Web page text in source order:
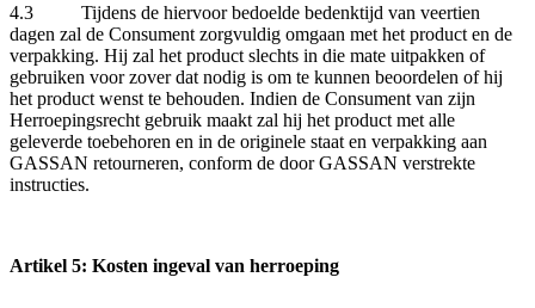
4.3 Tijdens de hiervoor bedoelde bedenktijd van veertien
dagen zal de Consument zorgvuldig omgaan met het product en de
verpakking. Hij zal het product slechts in die mate uitpakken of
gebruiken voor zover dat nodig is om te kunnen beoordelen of hij
het product wenst te behouden. Indien de Consument van zijn
Herroepingsrecht gebruik maakt zal hij het product met alle
geleverde toebehoren en in de originele staat en verpakking aan
GASSAN retourneren, conform de door GASSAN verstrekte
instructies.
Artikel 5: Kosten ingeval van herroeping